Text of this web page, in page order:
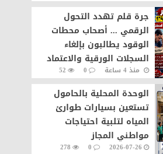
جرة قلم تهدد التحول
الرقمي ... أصحاب محطات
الوقود يطالبون بإلغاء
السجلات الورقية والاعتماد
على المنظومة الإلكترونية
منذ 4 ساعة 0
52
الوحدة المحلية بالحامول
تستعين بسيارات طوارئ
المياه لتلبية احتياجات
مواطني المجاز
2026-07-26
0
278